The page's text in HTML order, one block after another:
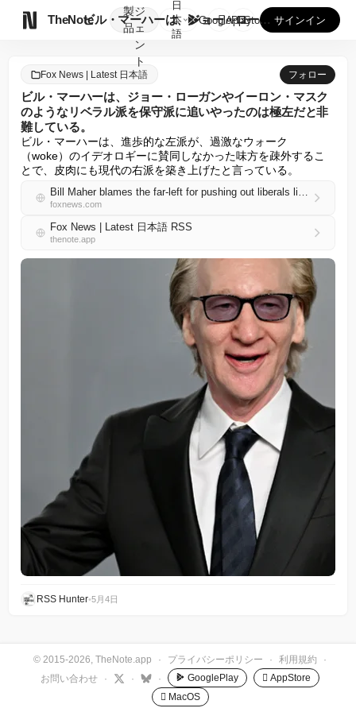
TheNote
製
品
ジ
ェ
ン
ト
ビル・マーハーは、ジョー・ローガンやイーロン・マスクのような...
日
本
語
GooglePlay
AppStore サインイン
Fox News | Latest 日本語 フォロー
ビル・マーハーは、ジョー・ローガンやイーロン・マスク
のようなリベラル派を保守派に追いやったのは極左だと非
難している。
ビル・マーハーは、進歩的な左派が、過激なウォーク
（woke）のイデオロギーに賛同しなかった味方を疎外するこ
とで、皮肉にも現代の右派を築き上げたと言っている。
Bill Maher blames the far-left for pushing out liberals like Joe Rogan, Elon Musk over to conservatives
foxnews.com
Fox News | Latest 日本語 RSS
thenote.app
RSS Hunter•5月4日
© 2015-2026, TheNote.app · プライバシーポリシー · 利用規約
·
お問い合わせ
· · · GooglePlay
 AppStore
 MacOS